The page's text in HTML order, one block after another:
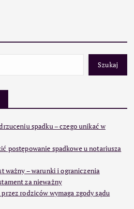
Szukaj
spadku – czego unikać w
postępowanie spadkowe u notariusza
ważny – warunki i ograniczenia
za nieważny
rodziców wymaga zgody sądu